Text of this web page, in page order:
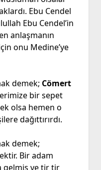
Ebu Cendel
Ebu Cendel’in
anlaşmanın
onu Medine’ye
demek; Cömert
bir sepet
olsa hemen o
dağıttırırdı.
demek;
Bir adam
gelmiş ve tir tir